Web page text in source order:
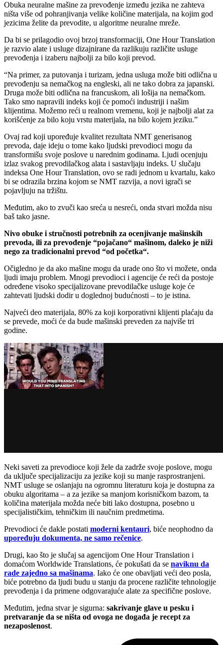
Obuka neuralne mašine za prevođenje između jezika ne zahteva
ništa više od pohranjivanja velike količine materijala, na kojim god
jezicima želite da prevodite, u algoritme neuralne mreže.
Da bi se prilagodio ovoj brzoj transformaciji, One Hour Translation
je razvio alate i usluge dizajnirane da razlikuju različite usluge
prevođenja i izaberu najbolji za bilo koji prevod.
“Na primer, za putovanja i turizam, jedna usluga može biti odlična u
prevođenju sa nemačkog na engleski, ali ne tako dobra za japanski.
Druga može biti odlična na francuskom, ali lošija na nemačkom.
Tako smo napravili indeks koji će pomoći industriji i našim
klijentima. Možemo reći u realnom vremenu, koji je najbolji alat za
korišćenje za bilo koju vrstu materijala, na bilo kojem jeziku.”
Ovaj rad koji upoređuje kvalitet rezultata NMT generisanog
prevoda, daje ideju o tome kako ljudski prevodioci mogu da
transformišu svoje poslove u narednim godinama. Ljudi ocenjuju
izlaz svakog prevodilačkog alata i sastavljaju indeks. U slučaju
indeksa One Hour Translation, ovo se radi jednom u kvartalu, kako
bi se odrazila brzina kojom se NMT razvija, a novi igrači se
pojavljuju na tržištu.
Međutim, ako to zvuči kao sreća u nesreći, onda stvari možda nisu
baš tako jasne.
Nivo obuke i stručnosti potrebnih za ocenjivanje mašinskih
prevoda, ili za prevođenje “pojačano“ mašinom, daleko je niži
nego za tradicionalni prevod “od početka“.
Očigledno je da ako mašine mogu da urade ono što vi možete, onda
ljudi imaju problem. Mnogi prevodioci i agencije će reći da postoje
određene visoko specijalizovane prevodilačke usluge koje će
zahtevati ljudski dodir u doglednoj budućnosti – to je istina.
Najveći deo materijala, 80% za koji korporativni klijenti plaćaju da
se prevede, moći će da bude mašinski preveden za najviše tri
godine.
Neki saveti za prevodioce koji žele da zadrže svoje poslove, mogu
da uključe specijalizaciju za jezike koji su manje rasprostranjeni.
NMT usluge se oslanjaju na ogromnu literaturu koja je dostupna za
obuku algoritama – a za jezike sa manjom korisničkom bazom, ta
količina materijala možda neće biti lako dostupna, posebno u
specijalističkim, tehničkim ili naučnim predmetima.
Prevodioci će dakle postati moderni kentauri, biće neophodno da
upoređuju dokumenta, ne samo rečenice.
Drugi, kao što je slučaj sa agencijom One Hour Translation i
domaćom Worldwide Translations, će pokušati da se naviknu da
rade zajedno sa mašinama. Iako će one obavljati veći deo posla,
biće potrebno da ljudi budu u stanju da procene različite tehnologije
prevođenja i da primene odgovarajuće alate za specifične poslove.
Međutim, jedna stvar je sigurna: sakrivanje glave u pesku i
pretvaranje da se ništa od ovoga ne događa je recept za
nezaposlenost.